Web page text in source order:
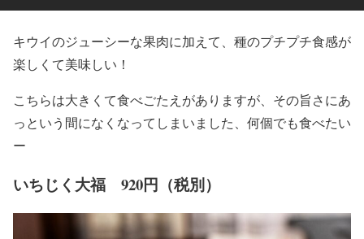
キウイのジューシーな果肉に加えて、種のプチプチ食感が
楽しくて美味しい！
こちらは大きくて食べごたえがありますが、その旨さにあ
っという間になくなってしまいました、何個でも食べたい
ー
いちじく大福 920円（税別）